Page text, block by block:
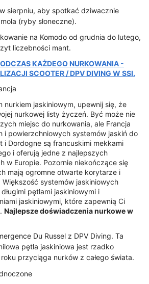
sierpniu, aby spotkać dziwacznie
(ryby słoneczne).
na Komodo od grudnia do lutego,
liczebności mant.
KAŻDEGO NURKOWANIA -
SCOOTER / DPV DIVING W SSI.
nurkiem jaskiniowym, upewnij się, że
nurkowej listy życzeń. Być może nie
miejsc do nurkowania, ale Francja
i powierzchniowych systemów jaskiń do
i Dordogne są francuskimi mekkami
i oferują jedne z najlepszych
w Europie. Pozornie niekończące się
mają ogromne otwarte korytarze i
systemów jaskiniowych
pętlami jaskiniowymi i
jaskiniowymi, które zapewnią Ci
Najlepsze doświadczenia nurkowe w
Du Russel z DPV Diving. Ta
pętla jaskiniowa jest rzadko
przyciąga nurków z całego świata.